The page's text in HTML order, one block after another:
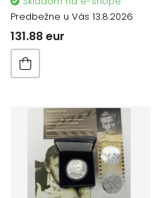
Predbežne u Vás 13.8.2026
131.88 eur